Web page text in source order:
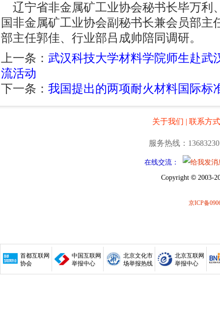
辽宁省非金属矿工业协会秘书长毕万利
国非金属矿工业协会副秘书长兼会员部主
部主任郭佳、行业部吕成帅陪同调研。
上一条： 武汉科技大学材料学院师生赴武
流活动
下一条： 我国提出的两项耐火材料国际标
关于我们 | 联系方式
服务热线：
在线交流：
Copyright © 2003-
京ICP备
首都互联网
协会
中国互联网
举报中心
北京文化市
场举报热线
北京互联网
举报中心